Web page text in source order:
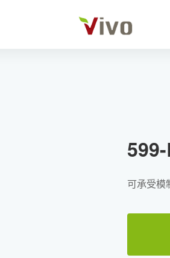
可承受模